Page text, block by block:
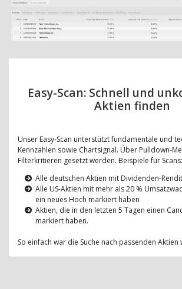
Easy-Scan: Schnell und
Aktien finden
Unser Easy-Scan unterstützt fundamentale und
Kennzahlen sowie Chartsignal. Über Pulldown-
Filterkritieren gesetzt werden. Beispiele für Scans:
Alle deutschen Aktien mit Dividenden-
Alle US-Aktien mit mehr als 20 %
ein neues Hoch markiert haben
Aktien, die in den letzten 5 Tagen einen
markiert haben.
So einfach war die Suche nach passenden Aktien